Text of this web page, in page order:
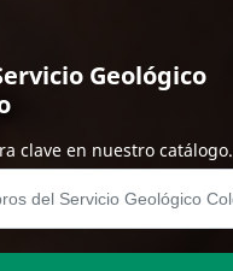
Geológico
clave en nuestro catálogo.